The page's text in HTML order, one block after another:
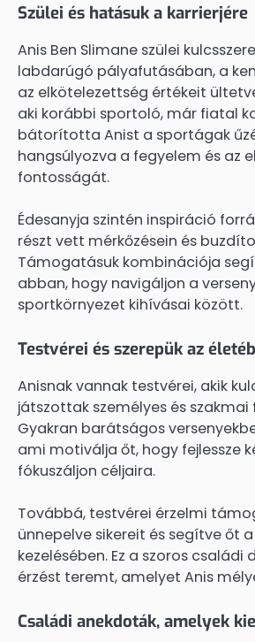
Szülei és hatásuk a karrierjére
Anis Ben Slimane szülei
labdarúgó pályafutásában, a
az elkötelezettség értékeit
aki korábbi sportoló, már fiatal
bátorította Anist a sportágak
hangsúlyozva a fegyelem és az
fontosságát.
Édesanyja szintén inspiráció
részt vett mérkőzésein és
Támogatásuk kombinációja
abban, hogy navigáljon a
sportkörnyezet kihívásai között.
Testvérei és szerepük az
Anisnak vannak testvérei, akik
játszottak személyes és szakmai
Gyakran barátságos
ami motiválja őt, hogy fejlessze
fókuszáljon céljaira.
Továbbá, testvérei érzelmi
ünnepelve sikereit és segítve őt
kezelésében. Ez a szoros családi
érzést teremt, amelyet Anis
Családi anekdoták, amelyek